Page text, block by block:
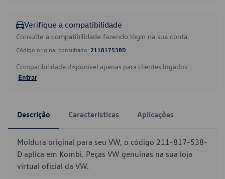
Verifique a compatibilidade
Consulte a compatibilidade fazendo login na sua conta.
Código original consultado: 211817538D
Compatibilidade disponível apenas para clientes logados.
Entrar
Descrição Características Aplicações
Moldura original para seu VW, o código 211-817-538-
D aplica em Kombi. Peças VW genuínas na sua loja
virtual oficial da VW.